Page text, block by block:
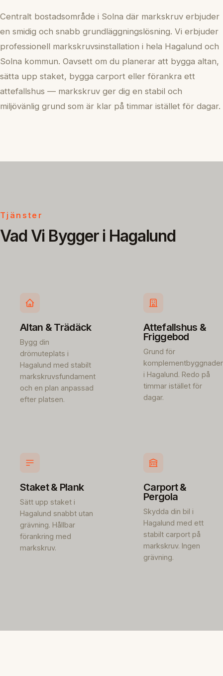
Centralt bostadsområde i Solna där markskruv erbjuder
en smidig och snabb grundläggningslösning. Vi erbjuder
professionell markskruvsinstallation i hela Hagalund och
Solna kommun. Oavsett om du planerar att bygga altan,
sätta upp staket, bygga carport eller förankra ett
attefallshus — markskruv ger dig en stabil och
miljövänlig grund som är klar på timmar istället för dagar.
Tjänster
Vad Vi Bygger i Hagalund
Altan & Trädäck
Bygg din
drömuteplats i
Hagalund med stabilt
markskruvsfundament
och en plan anpassad
efter platsen.
Attefallshus &
Friggebod
Grund för
komplementbyggnader
i Hagalund. Redo på
timmar istället för
dagar.
Staket & Plank
Sätt upp staket i
Hagalund snabbt utan
grävning. Hållbar
förankring med
markskruv.
Carport &
Pergola
Skydda din bil i
Hagalund med ett
stabilt carport på
markskruv. Ingen
grävning.